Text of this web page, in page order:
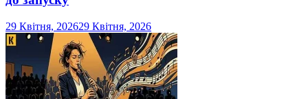
29 Квітня, 202629 Квітня, 2026